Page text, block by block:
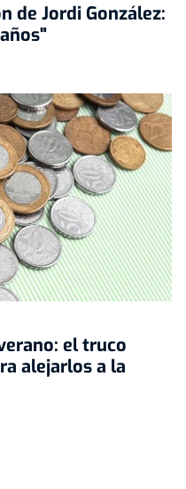
de Jordi González:
el truco
alejarlos a la